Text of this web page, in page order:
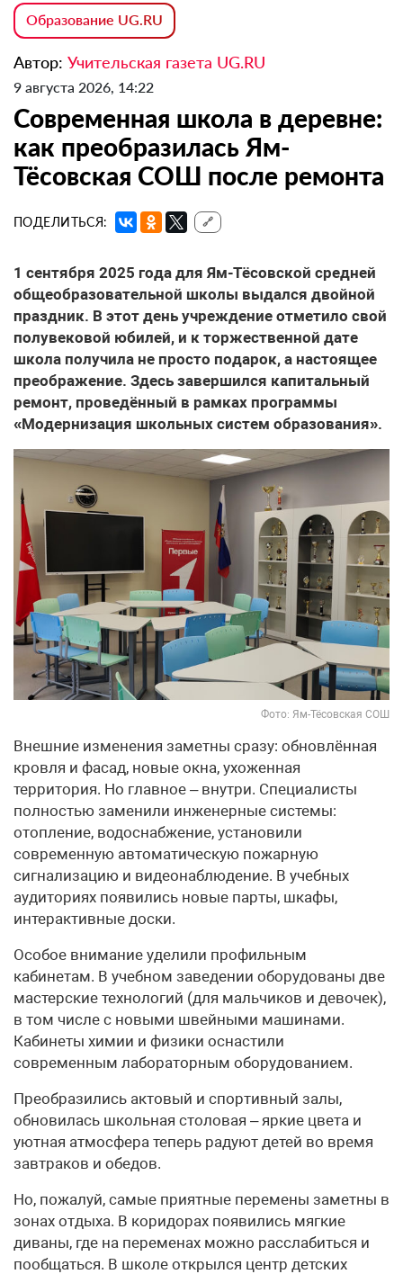
Образование UG.RU
Автор: Учительская газета UG.RU
9 августа 2026, 14:22
Современная школа в деревне:
как преобразилась Ям-
Тёсовская СОШ после ремонта
ПОДЕЛИТЬСЯ: 🔗
1 сентября 2025 года для Ям-Тёсовской средней
общеобразовательной школы выдался двойной
праздник. В этот день учреждение отметило свой
полувековой юбилей, и к торжественной дате
школа получила не просто подарок, а настоящее
преображение. Здесь завершился капитальный
ремонт, проведённый в рамках программы
«Модернизация школьных систем образования».
Фото: Ям-Тёсовская СОШ
Внешние изменения заметны сразу: обновлённая
кровля и фасад, новые окна, ухоженная
территория. Но главное – внутри. Специалисты
полностью заменили инженерные системы:
отопление, водоснабжение, установили
современную автоматическую пожарную
сигнализацию и видеонаблюдение. В учебных
аудиториях появились новые парты, шкафы,
интерактивные доски.
Особое внимание уделили профильным
кабинетам. В учебном заведении оборудованы две
мастерские технологий (для мальчиков и девочек),
в том числе с новыми швейными машинами.
Кабинеты химии и физики оснастили
современным лабораторным оборудованием.
Преобразились актовый и спортивный залы,
обновилась школьная столовая – яркие цвета и
уютная атмосфера теперь радуют детей во время
завтраков и обедов.
Но, пожалуй, самые приятные перемены заметны в
зонах отдыха. В коридорах появились мягкие
диваны, где на переменах можно расслабиться и
пообщаться. В школе открылся центр детских